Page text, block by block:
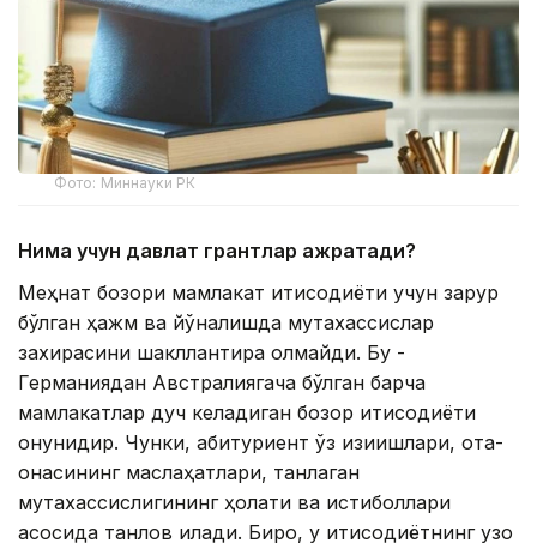
Фото: Миннауки РК
Нима учун давлат грантлар ажратади?
Меҳнат бозори мамлакат иқтисодиёти учун зарур
бўлган ҳажм ва йўналишда мутахассислар
захирасини шакллантира олмайди. Бу -
Германиядан Австралиягача бўлган барча
мамлакатлар дуч келадиган бозор иқтисодиёти
қонунидир. Чунки, абитуриент ўз қизиқишлари, ота-
онасининг маслаҳатлари, танлаган
мутахассислигининг ҳолати ва истиқболлари
асосида танлов қилади. Бироқ, у иқтисодиётнинг узоқ